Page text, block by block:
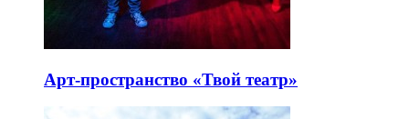
Арт-пространство «Твой театр»